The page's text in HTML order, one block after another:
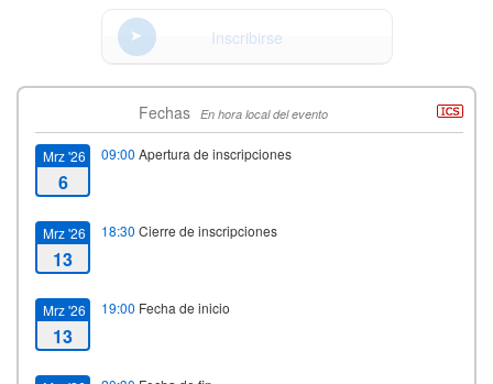
Inscribirse
Fechas En hora local del evento
Mrz '26
6
09:00 Apertura de inscripciones
Mrz '26
13
18:30 Cierre de inscripciones
Mrz '26
13
19:00 Fecha de inicio